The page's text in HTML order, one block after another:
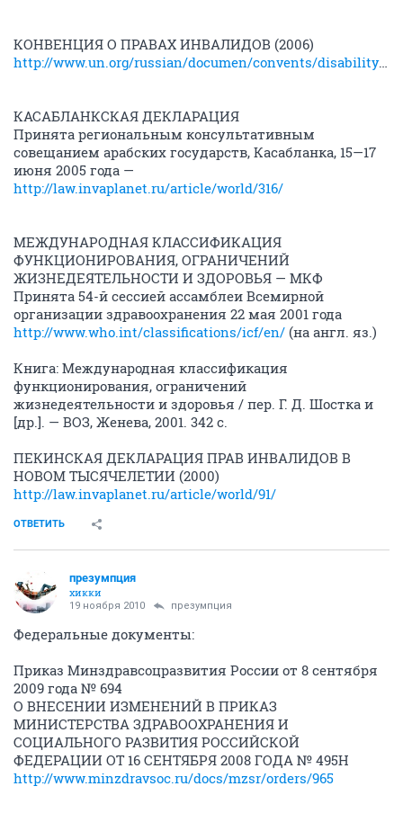
КОНВЕНЦИЯ О ПРАВАХ ИНВАЛИДОВ (2006)
http://www.un.org/russian/documen/convents/disability.html
КАСАБЛАНКСКАЯ ДЕКЛАРАЦИЯ
Принята региональным консультативным
совещанием арабских государств, Касабланка, 15—17
июня 2005 года —
http://law.invaplanet.ru/article/world/316/
МЕЖДУНАРОДНАЯ КЛАССИФИКАЦИЯ
ФУНКЦИОНИРОВАНИЯ, ОГРАНИЧЕНИЙ
ЖИЗНЕДЕЯТЕЛЬНОСТИ И ЗДОРОВЬЯ — МКФ
Принята 54-й сессией ассамблеи Всемирной
организации здравоохранения 22 мая 2001 года
http://www.who.int/classifications/icf/en/ (на англ. яз.)
Книга: Международная классификация
функционирования, ограничений
жизнедеятельности и здоровья / пер. Г. Д. Шостка и
[др.]. — ВОЗ, Женева, 2001. 342 с.
ПЕКИНСКАЯ ДЕКЛАРАЦИЯ ПРАВ ИНВАЛИДОВ В
НОВОМ ТЫСЯЧЕЛЕТИИ (2000)
http://law.invaplanet.ru/article/world/91/
ОТВЕТИТЬ
презумпция
хикки
19 ноября 2010 презумпция
Федеральные документы:
Приказ Минздравсоцразвития России от 8 сентября
2009 года № 694
О ВНЕСЕНИИ ИЗМЕНЕНИЙ В ПРИКАЗ
МИНИСТЕРСТВА ЗДРАВООХРАНЕНИЯ И
СОЦИАЛЬНОГО РАЗВИТИЯ РОССИЙСКОЙ
ФЕДЕРАЦИИ ОТ 16 СЕНТЯБРЯ 2008 ГОДА № 495Н
http://www.minzdravsoc.ru/docs/mzsr/orders/965